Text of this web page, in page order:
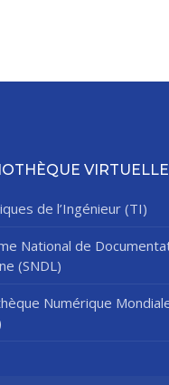
VIRTUELLE
de l’Ingénieur (TI)
National de
(SNDL)
Numérique